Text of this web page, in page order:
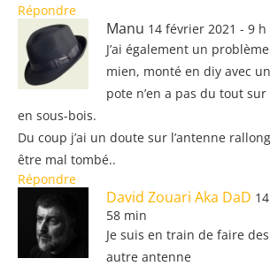
Répondre
Manu 14 février 2021 - 9
J’ai également un
mien, monté en diy avec
pote n’en a pas du tout
en sous-bois.
Du coup j’ai un doute sur l’antenne
être mal tombé..
Répondre
David Zouari Aka DaD
58 min
Je suis en train de faire
autre antenne